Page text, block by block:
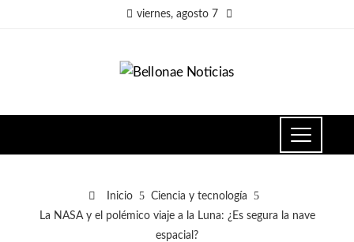
viernes, agosto 7
Inicio
Ciencia y tecnología
La NASA y el polémico viaje a la Luna: ¿Es segura la nave
espacial?